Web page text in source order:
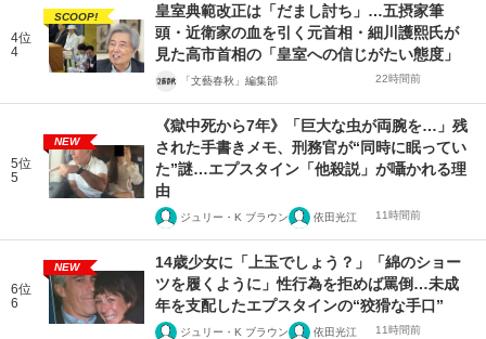
4位
4
SCOOP!
皇室典範改正は「だまし討ち」…五摂家筆
頭・近衛家の血を引く元首相・細川護熙氏が
見た高市首相の「皇室への信じがたい態度」
「文藝春秋」編集部 22時間前
5位
5
NEW
《獄中死から7年》「巨大な虫が両腕を…」残
された手書きメモ、刑務官が“同時に眠ってい
た”謎…エプスタイン「他殺説」が囁かれる理
由
ジュリー・K ブラウン 依田光江 11時間前
6位
6
NEW
14歳少女に「上玉でしょう？」「綿のショー
ツを履くように」性行為を拒めば罵倒…未成
年を支配したエプスタインの“狡猾な手口”
ジュリー・K ブラウン 依田光江 11時間前